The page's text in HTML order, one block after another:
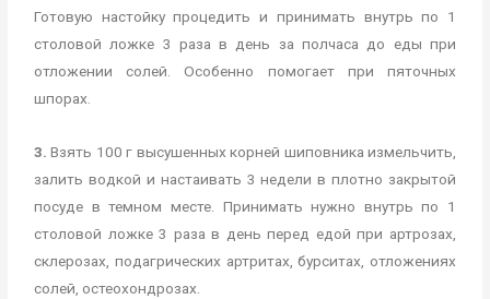
Готовую настойку процедить и принимать внутрь по 1
столовой ложке 3 раза в день за полчаса до еды при
отложении солей. Особенно помогает при пяточных
шпорах.
3. Взять 100 г высушенных корней шиповника измельчить,
залить водкой и настаивать 3 недели в плотно закрытой
посуде в темном месте. Принимать нужно внутрь по 1
столовой ложке 3 раза в день перед едой при артрозах,
склерозах, подагрических артритах, бурситах, отложениях
солей, остеохондрозах.